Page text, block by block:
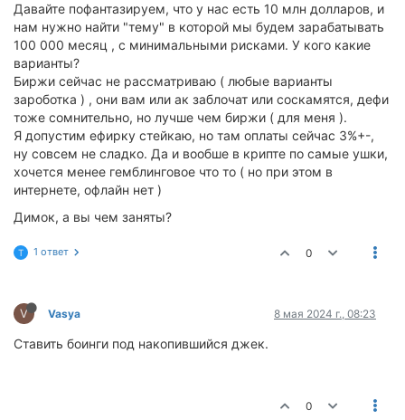
Давайте пофантазируем, что у нас есть 10 млн долларов, и
нам нужно найти "тему" в которой мы будем зарабатывать
100 000 месяц , с минимальными рисками. У кого какие
варианты?
Биржи сейчас не рассматриваю ( любые варианты
зароботка ) , они вам или ак заблочат или соскамятся, дефи
тоже сомнительно, но лучше чем биржи ( для меня ).
Я допустим ефирку стейкаю, но там оплаты сейчас 3%+-,
ну совсем не сладко. Да и вообше в крипте по самые ушки,
хочется менее гемблинговое что то ( но при этом в
интернете, офлайн нет )
Димок, а вы чем заняты?
T 1 ответ 0
V Vasya 8 мая 2024 г., 08:23
Ставить боинги под накопившийся джек.
0